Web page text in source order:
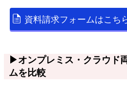
資料請求フォームはこち
▶オンプレミス・クラウド
ムを比較